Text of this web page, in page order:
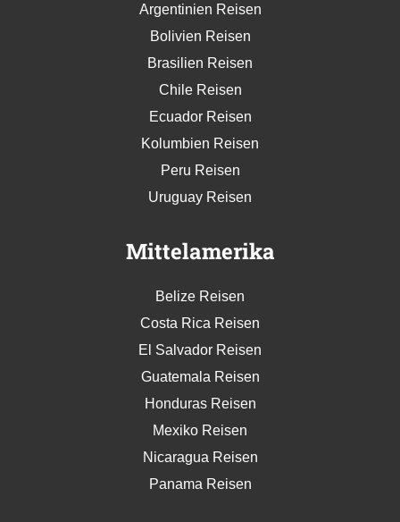
Argentinien Reisen
Bolivien Reisen
Brasilien Reisen
Chile Reisen
Ecuador Reisen
Kolumbien Reisen
Peru Reisen
Uruguay Reisen
Mittelamerika
Belize Reisen
Costa Rica Reisen
El Salvador Reisen
Guatemala Reisen
Honduras Reisen
Mexiko Reisen
Nicaragua Reisen
Panama Reisen